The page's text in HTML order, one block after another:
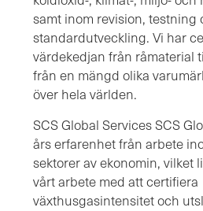
samt inom revision, testning
standardutveckling. Vi har
värdekedjan från råmaterial
från en mängd olika
över hela världen.
SCS Global Services SCS
års erfarenhet från arbete
sektorer av ekonomin, vilket
vårt arbete med att certifiera
växthusgasintensitet och